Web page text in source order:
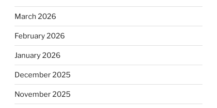
March 2026
February 2026
January 2026
December 2025
November 2025